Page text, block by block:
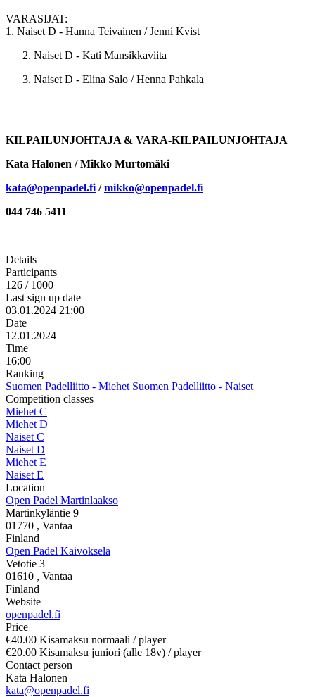
VARASIJAT:
1. Naiset D - Hanna Teivainen / Jenni Kvist
Naiset D - Kati Mansikkaviita
Naiset D - Elina Salo / Henna Pahkala
KILPAILUNJOHTAJA & VARA-KILPAILUNJOHTAJA
Kata Halonen / Mikko Murtomäki
kata@openpadel.fi /mikko@openpadel.fi
044 746 5411
Details
Participants
126 / 1000
Last sign up date
03.01.2024 21:00
Date
12.01.2024
Time
16:00
Ranking
Suomen Padelliitto - Miehet Suomen Padelliitto - Naiset
Competition classes
Miehet C
Miehet D
Naiset C
Naiset D
Miehet E
Naiset E
Location
Open Padel Martinlaakso
Martinkyläntie 9
01770 , Vantaa
Finland
Open Padel Kaivoksela
Vetotie 3
01610 , Vantaa
Finland
Website
openpadel.fi
Price
€40.00 Kisamaksu normaali / player
€20.00 Kisamaksu juniori (alle 18v) / player
Contact person
Kata Halonen
kata@openpadel.fi